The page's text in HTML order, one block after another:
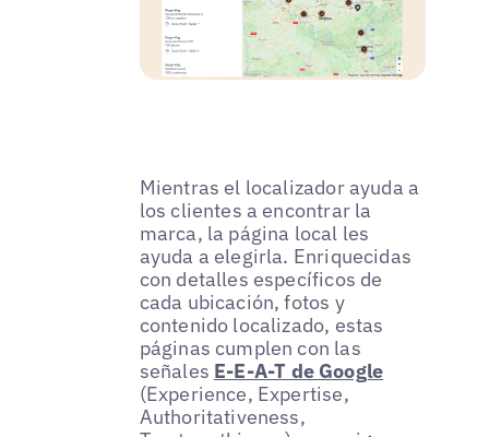
Mientras el localizador ayuda a
los clientes a encontrar la
marca, la página local les
ayuda a elegirla. Enriquecidas
con detalles específicos de
cada ubicación, fotos y
contenido localizado, estas
páginas cumplen con las
señales E-E-A-T de Google
(Experience, Expertise,
Authoritativeness,